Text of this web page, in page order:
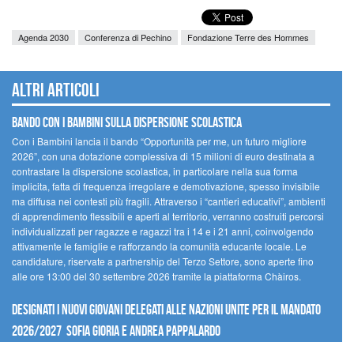
Agenda 2030 Conferenza di Pechino Fondazione Terre des Hommes
Altri articoli
Bando Con i Bambini sulla dispersione scolastica
Con i Bambini lancia il bando “Opportunità per me, un futuro migliore
2026”, con una dotazione complessiva di 15 milioni di euro destinata a
contrastare la dispersione scolastica, in particolare nella sua forma
implicita, fatta di frequenza irregolare e demotivazione, spesso invisibile
ma diffusa nei contesti più fragili. Attraverso i “cantieri educativi”, ambienti
di apprendimento flessibili e aperti al territorio, verranno costruiti percorsi
individualizzati per ragazze e ragazzi tra i 14 e i 21 anni, coinvolgendo
attivamente le famiglie e rafforzando la comunità educante locale. Le
candidature, riservate a partnership del Terzo Settore, sono aperte fino
alle ore 13:00 del 30 settembre 2026 tramite la piattaforma Chàiros.
Designati i nuovi Giovani Delegati alle Nazioni Unite per il mandato
2026/2027 Sofia Gioria e Andrea Pappalardo